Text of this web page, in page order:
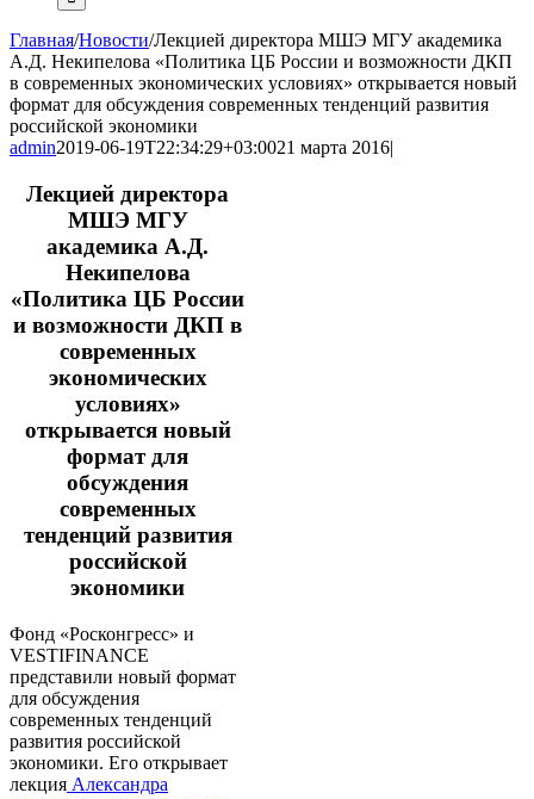
Главная/Новости/Лекцией директора МШЭ МГУ академика
А.Д. Некипелова «Политика ЦБ России и возможности ДКП
в современных экономических условиях» открывается новый
формат для обсуждения современных тенденций развития
российской экономики
admin2019-06-19T22:34:29+03:0021 марта 2016|
Лекцией директора
МШЭ МГУ
академика А.Д.
Некипелова
«Политика ЦБ России
и возможности ДКП в
современных
экономических
условиях»
открывается новый
формат для
обсуждения
современных
тенденций развития
российской
экономики
Фонд «Росконгресс» и
VESTIFINANCE
представили новый формат
для обсуждения
современных тенденций
развития российской
экономики. Его открывает
лекция Александра